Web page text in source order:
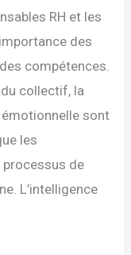
RH et les
des
compétences.
collectif, la
sont
les
de
L’intelligence